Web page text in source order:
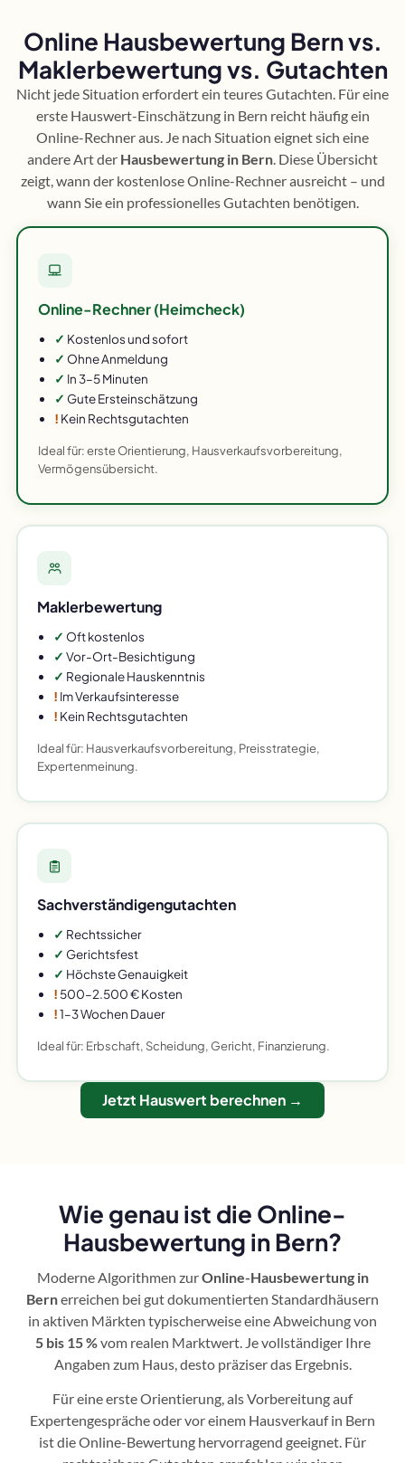
Online Hausbewertung Bern vs.
Maklerbewertung vs. Gutachten
Nicht jede Situation erfordert ein teures Gutachten. Für eine
erste Hauswert-Einschätzung in Bern reicht häufig ein
Online-Rechner aus. Je nach Situation eignet sich eine
andere Art der Hausbewertung in Bern . Diese Übersicht
zeigt, wann der kostenlose Online-Rechner ausreicht – und
wann Sie ein professionelles Gutachten benötigen.
Online-Rechner (Heimcheck)
✓ Kostenlos und sofort
✓ Ohne Anmeldung
✓ In 3–5 Minuten
✓ Gute Ersteinschätzung
! Kein Rechtsgutachten
Ideal für: erste Orientierung, Hausverkaufsvorbereitung,
Vermögensübersicht.
Maklerbewertung
✓ Oft kostenlos
✓ Vor-Ort-Besichtigung
✓ Regionale Hauskenntnis
! Im Verkaufsinteresse
! Kein Rechtsgutachten
Ideal für: Hausverkaufsvorbereitung, Preisstrategie,
Expertenmeinung.
Sachverständigengutachten
✓ Rechtssicher
✓ Gerichtsfest
✓ Höchste Genauigkeit
! 500–2.500 € Kosten
!1–3 Wochen Dauer
Ideal für: Erbschaft, Scheidung, Gericht, Finanzierung.
Jetzt Hauswert berechnen →
Wie genau ist die Online-
Hausbewertung in Bern?
Moderne Algorithmen zurOnline-Hausbewertung in
Bernerreichen bei gut dokumentierten Standardhäusern
in aktiven Märkten typischerweise eine Abweichung von
5 bis 15 %vom realen Marktwert. Je vollständiger Ihre
Angaben zum Haus, desto präziser das Ergebnis.
Für eine erste Orientierung, als Vorbereitung auf
Expertengespräche oder vor einem Hausverkauf in Bern
ist die Online-Bewertung hervorragend geeignet. Für